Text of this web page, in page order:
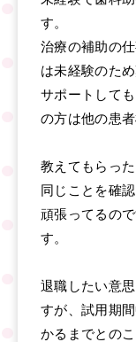
す。
治療の補助の
は未経験のた
サポートして
の方は他の患
教えてもらっ
同じことを確認
頑張ってるの
す。
退職したい意
すが、試用期
かるまでとの